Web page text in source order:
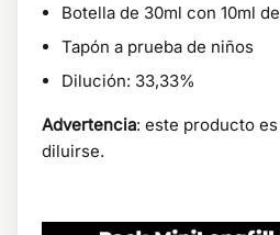
Botella de 30ml con 10ml
Tapón a prueba de niños
Dilución: 33,33%
Advertencia: este producto
diluirse.